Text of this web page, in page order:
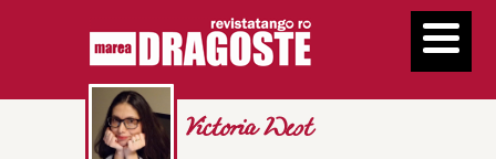
Victoria West